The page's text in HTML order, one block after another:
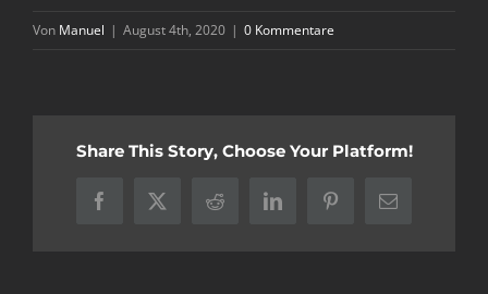
Von Manuel | August 4th, 2020 | 0 Kommentare
Share This Story, Choose Your Platform!
Facebook
X Reddit LinkedInPinterest
E-